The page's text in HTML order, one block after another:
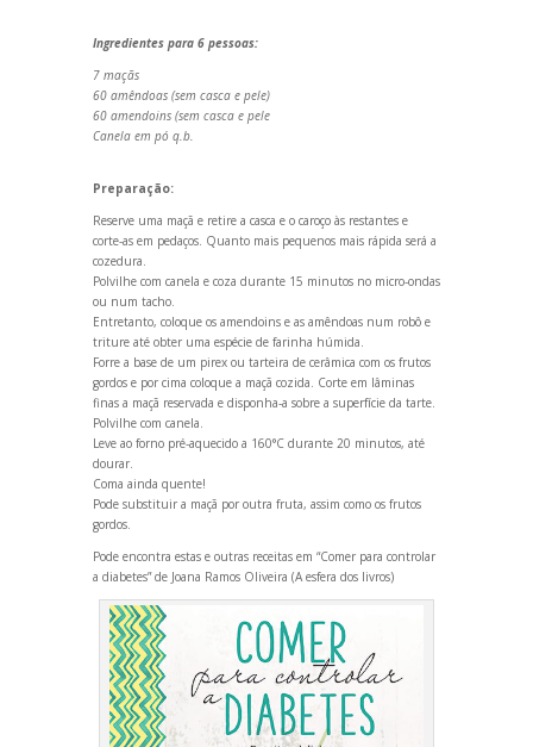
Ingredientes para 6 pessoas:
7 maçãs
60 amêndoas (sem casca e pele)
60 amendoins (sem casca e pele
Canela em pó q.b.
Preparação:
Reserve uma maçã e retire a casca e o caroço às restantes e
corte-as em pedaços. Quanto mais pequenos mais rápida será a
cozedura.
Polvilhe com canela e coza durante 15 minutos no micro-ondas
ou num tacho.
Entretanto, coloque os amendoins e as amêndoas num robô e
triture até obter uma espécie de farinha húmida.
Forre a base de um pirex ou tarteira de cerâmica com os frutos
gordos e por cima coloque a maçã cozida. Corte em lâminas
finas a maçã reservada e disponha-a sobre a superfície da tarte.
Polvilhe com canela.
Leve ao forno pré-aquecido a 160°C durante 20 minutos, até
dourar.
Coma ainda quente!
Pode substituir a maçã por outra fruta, assim como os frutos
gordos.
Pode encontra estas e outras receitas em “Comer para controlar
a diabetes” de Joana Ramos Oliveira (A esfera dos livros)